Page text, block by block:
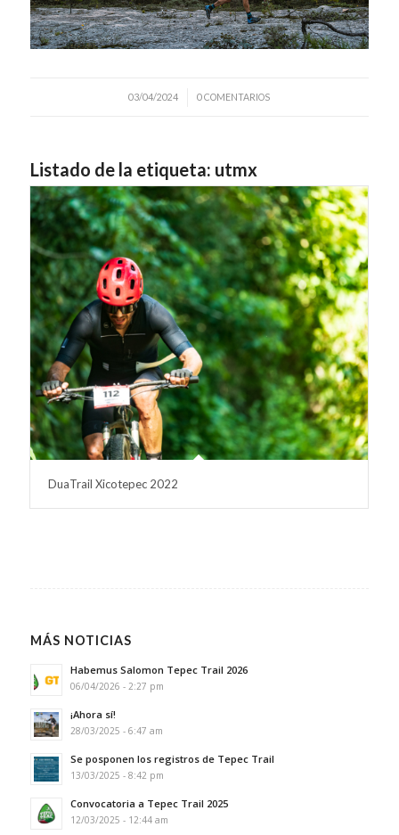
03/04/2024
/ 0 COMENTARIOS
Listado de la etiqueta: utmx
DuaTrail Xicotepec 2022
MÁS NOTICIAS
Habemus Salomon Tepec Trail 2026
06/04/2026 - 2:27 pm
¡Ahora sí!
28/03/2025 - 6:47 am
Se posponen los registros de Tepec Trail
13/03/2025 - 8:42 pm
Convocatoria a Tepec Trail 2025
12/03/2025 - 12:44 am